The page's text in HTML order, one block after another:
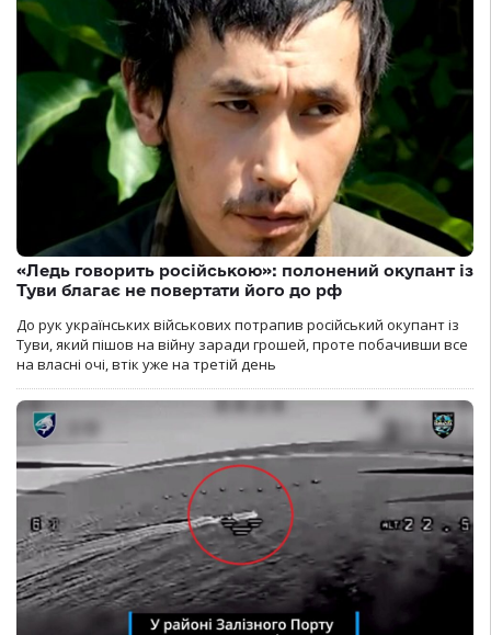
«Ледь говорить російською»: полонений окупант із
Туви благає не повертати його до рф
До рук українських військових потрапив російський окупант із
Туви, який пішов на війну заради грошей, проте побачивши все
на власні очі, втік уже на третій день